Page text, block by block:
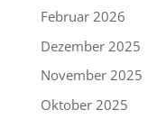
Februar 2026
Dezember 2025
November 2025
Oktober 2025